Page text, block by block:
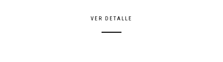
VER DETALLE